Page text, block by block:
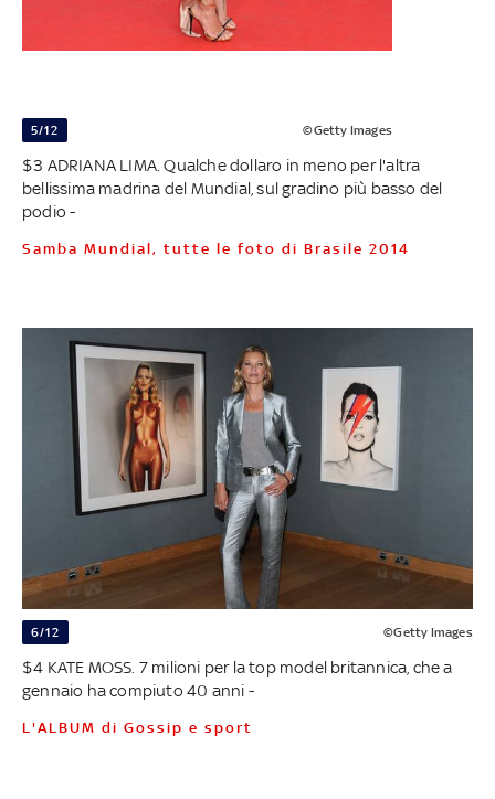
5/12 ©Getty Images
$3 ADRIANA LIMA. Qualche dollaro in meno per l'altra
bellissima madrina del Mundial, sul gradino più basso del
podio -
Samba Mundial, tutte le foto di Brasile 2014
6/12 ©Getty Images
$4 KATE MOSS. 7 milioni per la top model britannica, che a
gennaio ha compiuto 40 anni -
L'ALBUM di Gossip e sport